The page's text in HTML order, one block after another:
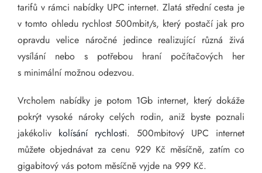
tarifů v rámci nabídky UPC internet. Zlatá střední cesta je
v tomto ohledu rychlost 500mbit/s, který postačí jak pro
opravdu velice náročné jedince realizující různá živá
vysílání nebo s potřebou hraní počítačových her
s minimální možnou odezvou.
Vrcholem nabídky je potom 1Gb internet, který dokáže
pokrýt vysoké nároky celých rodin, aniž byste poznali
jakékoliv kolísání rychlosti. 500mbitový UPC internet
můžete objednávat za cenu 929 Kč měsíčně, zatím co
gigabitový vás potom měsíčně vyjde na 999 Kč.